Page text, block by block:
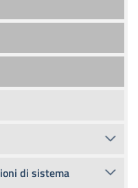
di sistema